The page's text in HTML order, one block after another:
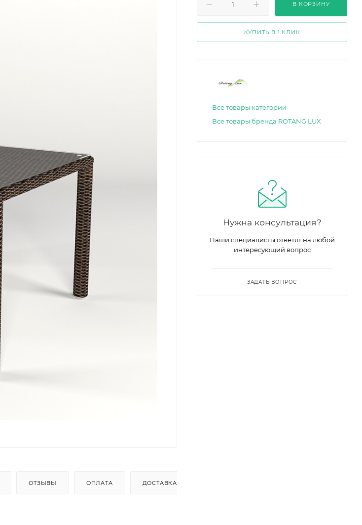
ОТЗЫВЫ ОПЛАТА ДОСТАВКА
В КОРЗИНУ
КУПИТЬ В 1 КЛИК
Все товары категории
Все товары бренда ROTANG LUX
Нужна консультация?
Наши специалисты ответят на любой
интересующий вопрос
ЗАДАТЬ ВОПРОС